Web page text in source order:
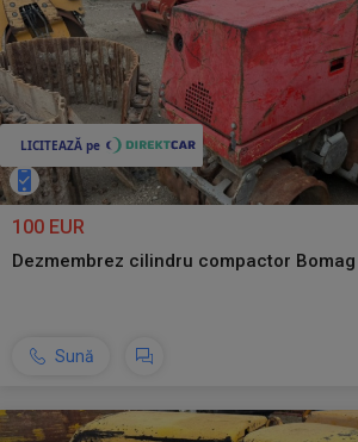
100 EUR
Dezmembrez cilindru compactor Bomag
Sună